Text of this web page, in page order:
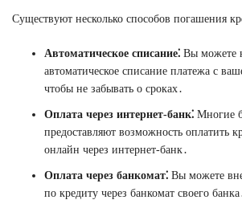
Существуют несколько способов погашения
Автоматическое списание⁚ Вы можете
автоматическое списание платежа с
чтобы не забывать о сроках․
Оплата через интернет-банк⁚ Многие
предоставляют возможность оплатить
онлайн через интернет-банк․
Оплата через банкомат⁚ Вы можете
по кредиту через банкомат своего